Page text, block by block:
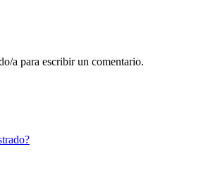
a para escribir un comentario.